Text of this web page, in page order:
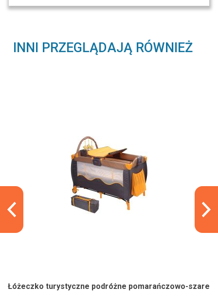
INNI PRZEGLĄDAJĄ RÓWNIEŻ
Łóżeczko turystyczne podróżne pomarańczowo-szare